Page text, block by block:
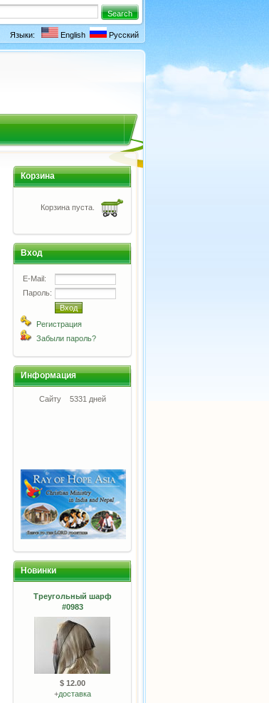
Языки: English Русский
Корзина
Корзина пуста.
Вход
E-Mail:
Пароль:
Регистрация
Забыли пароль?
Информация
Сайту 5331 дней
Новинки
Треугольный шарф
#0983
$ 12.00
+доставка